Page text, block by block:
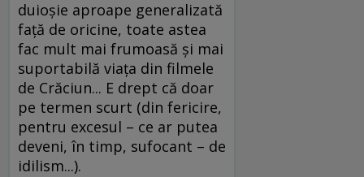
duioşie aproape generalizată
faţă de oricine, toate astea
fac mult mai frumoasă şi mai
suportabilă viaţa din filmele
de Crăciun... E drept că doar
pe termen scurt (din fericire,
pentru excesul – ce ar putea
deveni, în timp, sufocant – de
idilism...).